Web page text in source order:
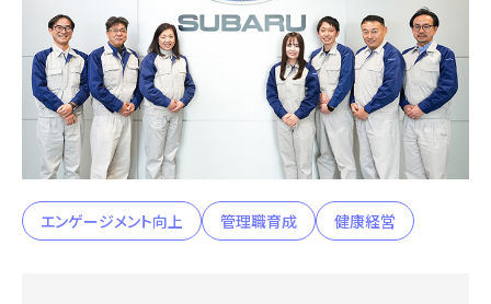
エンゲージメント向上 管理職育成 健康経営